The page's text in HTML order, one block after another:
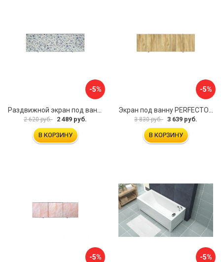
-5%
2 620 руб. 2 489 руб.
В КОРЗИНУ
-5%
3 830 руб. 3 639 руб.
В КОРЗИНУ
-5% -5%